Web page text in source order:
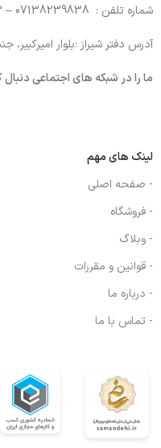
شماره تلفن : 07138239838 – 09373936263
آدرس دفتر شیراز :بلوار امیرکبیر،
ما را در شبکه های اجتماعی دنبال
لینک های مهم
- صفحه اصلی
- فروشگاه
- وبلاگ
- قوانین و مقررات
- درباره ما
- تماس با ما